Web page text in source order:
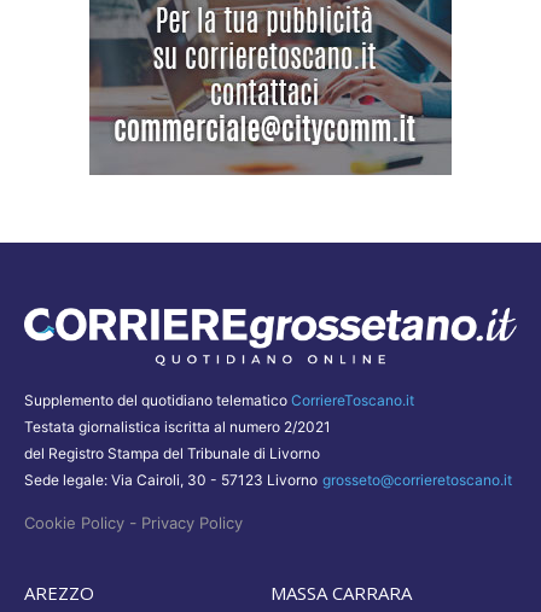
Supplemento del quotidiano telematico CorriereToscano.it
Testata giornalistica iscritta al numero 2/2021
del Registro Stampa del Tribunale di Livorno
Sede legale: Via Cairoli, 30 - 57123 Livorno grosseto@corrieretoscano.it
Cookie Policy - Privacy Policy
AREZZO
MASSA CARRARA